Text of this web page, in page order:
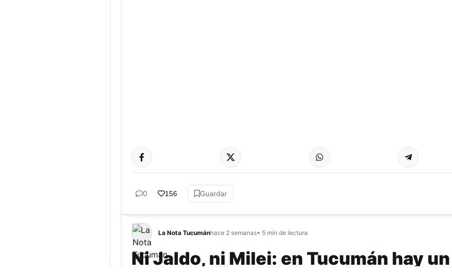
ACTUALIDAD
0 156 Guardar
La Nota Tucumánhace 2 semanas• 5 min de lectura
Ni Jaldo, ni Milei: en Tucumán hay un